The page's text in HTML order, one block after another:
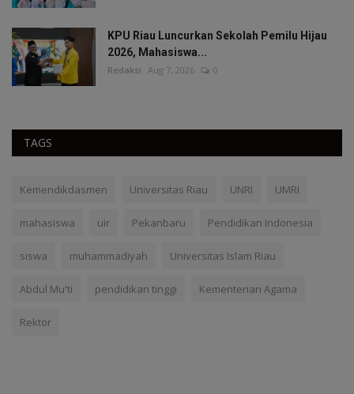
KPU Riau Luncurkan Sekolah Pemilu Hijau
2026, Mahasiswa...
Redaksi Aug 7, 2026 0
TAGS
Kemendikdasmen Universitas Riau UNRI UMRI
mahasiswa uir Pekanbaru Pendidikan Indonesia
siswa muhammadiyah Universitas Islam Riau
Abdul Mu'ti pendidikan tinggi Kementerian Agama
Rektor